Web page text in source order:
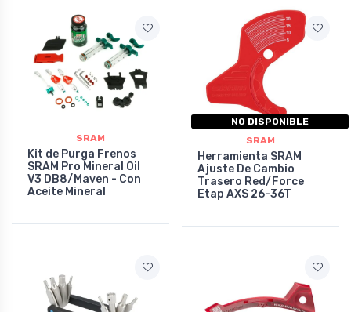
SRAM
Kit de Purga Frenos
SRAM Pro Mineral Oil
V3 DB8/Maven - Con
Aceite Mineral
NO DISPONIBLE
SRAM
Herramienta SRAM
Ajuste De Cambio
Trasero Red/Force
Etap AXS 26-36T